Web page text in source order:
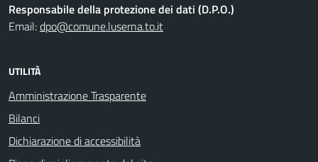
Responsabile della protezione dei dati (D.P.O.)
Email:dpo@comune.luserna.to.it
UTILITÀ
Amministrazione Trasparente
Bilanci
Dichiarazione di accessibilità